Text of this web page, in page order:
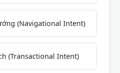
(Navigational Intent)
(Transactional Intent)